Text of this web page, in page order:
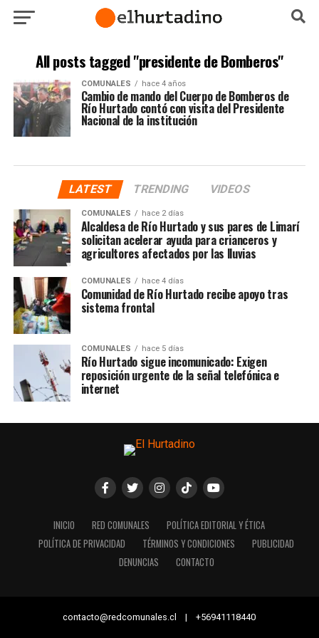
All posts tagged "presidente de Bomberos"
COMUNALES hace 4 años
Cambio de mando del Cuerpo de Bomberos de
Río Hurtado contó con visita del Presidente
Nacional de la institución
LATEST TRENDING VIDEOS
COMUNALES hace 2 días
Alcaldesa de Río Hurtado y sus pares de Limarí
solicitan acelerar ayuda para crianceros y
agricultores afectados por las lluvias
COMUNALES hace 4 días
Comunidad de Río Hurtado recibe apoyo tras
sistema frontal
COMUNALES hace 5 días
Río Hurtado sigue incomunicado: Exigen
reposición urgente de la señal telefónica e
internet
INICIO RED COMUNALES
POLÍTICA EDITORIAL Y ÉTICA
POLÍTICA DE PRIVACIDAD
TÉRMINOS Y CONDICIONES
PUBLICIDAD
DENUNCIAS
CONTACTO
contacto@redcomunales.cl | +56941118440